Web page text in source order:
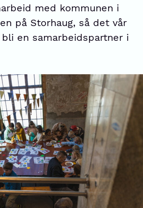
med kommunen i
på Storhaug, så det vår
en samarbeidspartner i